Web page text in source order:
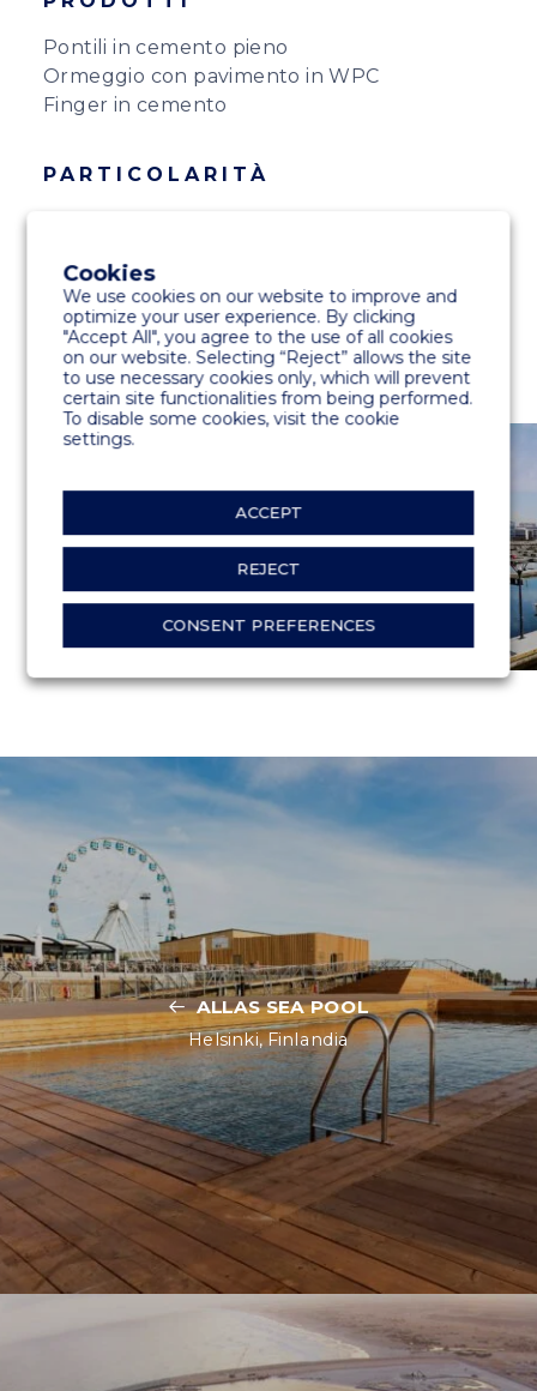
Pontili in cemento pieno
Ormeggio con pavimento in WPC
Finger in cemento
PARTICOLARITÀ
Cavalletto elettrico Rolec
ALLAS SEA POOL
Helsinki, Finlandia
Cookies
We use cookies on our website to improve and
optimize your user experience. By clicking
"Accept All", you agree to the use of all cookies
on our website. Selecting “Reject” allows the site
to use necessary cookies only, which will prevent
certain site functionalities from being performed.
To disable some cookies, visit the cookie
settings.
ACCEPT
REJECT
CONSENT PREFERENCES